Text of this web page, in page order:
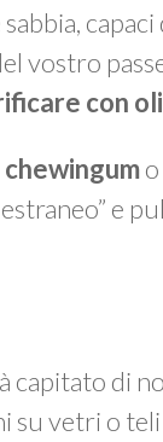
vostro
con
chewingumo
e
capitato di
su vetri o